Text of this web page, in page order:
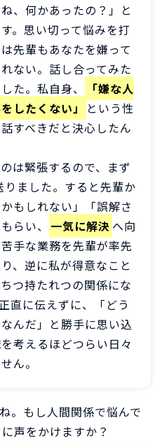
、何かあったの？」と
。思い切って悩みを打
先輩もあなたを嫌って
ない。話し合ってみた
た。私自身、
「嫌な人
したくない」
という性
すべきだと決心したん
は緊張するので、まず
ました。すると先輩か
もしれない」「誤解さ
らい、 一気に解決 へ向
手な業務を先輩が率先
、逆に私が得意なこと
つ持たれつの関係にな
直に伝えずに、「どう
んだ」と勝手に思い込
考えるほどつらい日々
ん。
。もし人間関係で悩んで
声をかけますか？